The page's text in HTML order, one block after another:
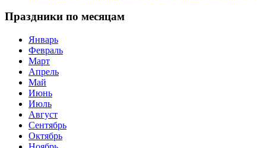
Праздники по месяцам
Январь
Февраль
Март
Апрель
Май
Июнь
Июль
Август
Сентябрь
Октябрь